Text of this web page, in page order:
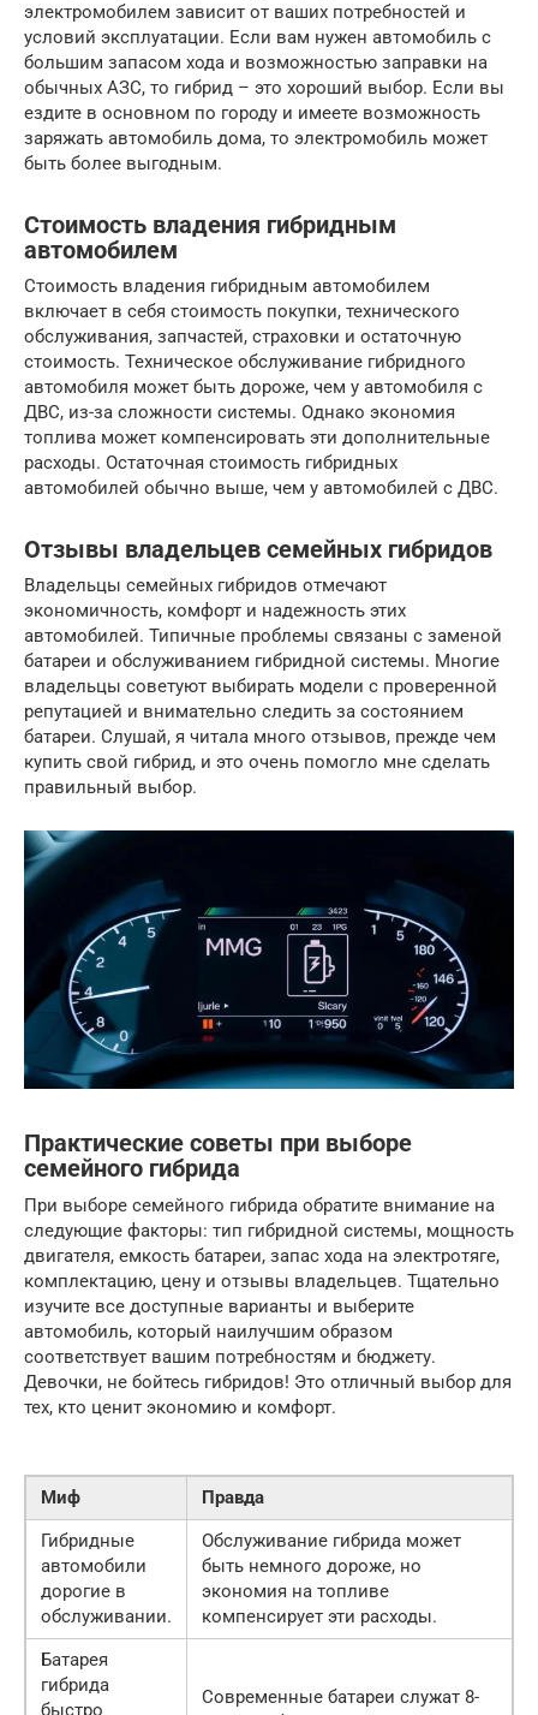
электромобилем зависит от ваших потребностей и
условий эксплуатации. Если вам нужен автомобиль с
большим запасом хода и возможностью заправки на
обычных АЗС, то гибрид – это хороший выбор. Если вы
ездите в основном по городу и имеете возможность
заряжать автомобиль дома, то электромобиль может
быть более выгодным.
Стоимость владения гибридным
автомобилем
Стоимость владения гибридным автомобилем
включает в себя стоимость покупки, технического
обслуживания, запчастей, страховки и остаточную
стоимость. Техническое обслуживание гибридного
автомобиля может быть дороже, чем у автомобиля с
ДВС, из-за сложности системы. Однако экономия
топлива может компенсировать эти дополнительные
расходы. Остаточная стоимость гибридных
автомобилей обычно выше, чем у автомобилей с ДВС.
Отзывы владельцев семейных гибридов
Владельцы семейных гибридов отмечают
экономичность, комфорт и надежность этих
автомобилей. Типичные проблемы связаны с заменой
батареи и обслуживанием гибридной системы. Многие
владельцы советуют выбирать модели с проверенной
репутацией и внимательно следить за состоянием
батареи. Слушай, я читала много отзывов, прежде чем
купить свой гибрид, и это очень помогло мне сделать
правильный выбор.
Практические советы при выборе
семейного гибрида
При выборе семейного гибрида обратите внимание на
следующие факторы: тип гибридной системы, мощность
двигателя, емкость батареи, запас хода на электротяге,
комплектацию, цену и отзывы владельцев. Тщательно
изучите все доступные варианты и выберите
автомобиль, который наилучшим образом
соответствует вашим потребностям и бюджету.
Девочки, не бойтесь гибридов! Это отличный выбор для
тех, кто ценит экономию и комфорт.
Миф
Правда
Гибридные
автомобили
дорогие в
обслуживании.
Обслуживание гибрида может
быть немного дороже, но
экономия на топливе
компенсирует эти расходы.
Батарея
гибрида
быстро
Современные батареи служат 8-